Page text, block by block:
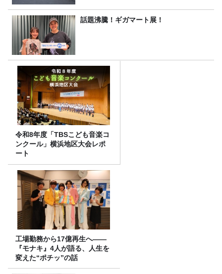
話題沸騰！ギガマート展！
令和8年度「TBSこども音楽コ
ンクール」横浜地区大会レポ
ート
工場勤務から17億再生へ——
『モナキ』4人が語る、人生を
変えた“ポチッ”の話